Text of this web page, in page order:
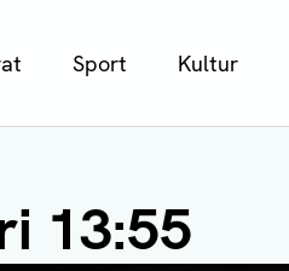
Sport Kultur
13:55